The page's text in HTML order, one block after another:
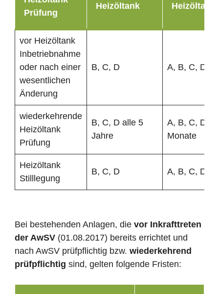
Prüfung
Heizöltank Heizöltank
vor Heizöltank
Inbetriebnahme
oder nach einer
wesentlichen
Änderung
B, C, D A, B, C, D
wiederkehrende
Heizöltank
Prüfung
B, C, D alle 5
Jahre
A, B, C, D
Monate
Heizöltank
Stilllegung
B, C, D A, B, C, D
Bei bestehenden Anlagen, die vor Inkrafttreten
der AwSV (01.08.2017) bereits errichtet und
nach AwSV prüfpflichtig bzw. wiederkehrend
prüfpflichtig sind, gelten folgende Fristen: